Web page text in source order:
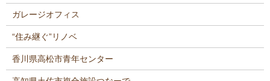
ガレージオフィス
“住み継ぐ”リノベ
香川県高松市青年センター